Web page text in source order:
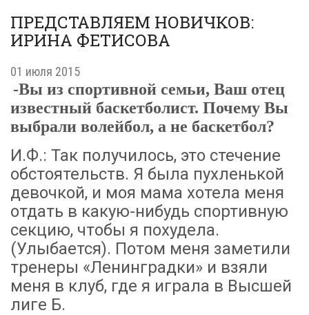
ПРЕДСТАВЛЯЕМ НОВИЧКОВ:
ИРИНА ФЕТИСОВА
01 июля 2015
-Вы из спортивной семьи, Ваш отец
известный баскетболист. Почему Вы
выбрали волейбол, а не баскетбол?
И.Ф.: Так получилось, это стечение
обстоятельств. Я была пухленькой
девочкой, и моя мама хотела меня
отдать в какую-нибудь спортивную
секцию, чтобы я похудела.
(Улыбается). Потом меня заметили
тренеры «Ленинградки» и взяли
меня в клуб, где я играла в Высшей
лиге Б.